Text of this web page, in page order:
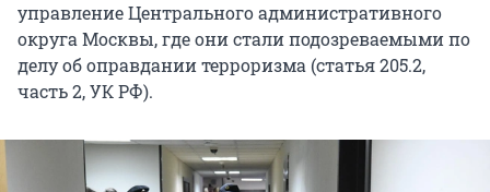
управление Центрального административного
округа Москвы, где они стали подозреваемыми по
делу об оправдании терроризма (статья 205.2,
часть 2, УК РФ).